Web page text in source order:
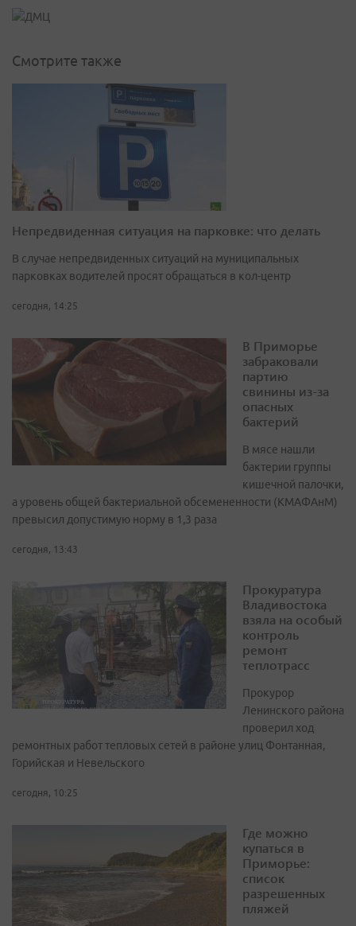
Смотрите также
Непредвиденная ситуация на парковке: что делать
В случае непредвиденных ситуаций на муниципальных
парковках водителей просят обращаться в кол-центр
сегодня, 14:25
В Приморье
забраковали
партию
свинины из-за
опасных
бактерий
В мясе нашли
бактерии группы
кишечной палочки,
а уровень общей бактериальной обсемененности (КМАФАнМ)
превысил допустимую норму в 1,3 раза
сегодня, 13:43
Прокуратура
Владивостока
взяла на особый
контроль
ремонт
теплотрасс
Прокурор
Ленинского района
проверил ход
ремонтных работ тепловых сетей в районе улиц Фонтанная,
Горийская и Невельского
сегодня, 10:25
Где можно
купаться в
Приморье:
список
разрешенных
пляжей